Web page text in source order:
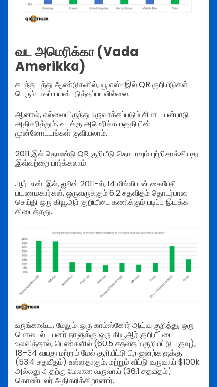
வட அமெரிக்கா (Vada
Amerikka)
கடந்த பத்து ஆண்டுகளில், யூ.எஸ்-இல் QR குறியீடுகள்
பெரும்பாகப் பயன்படுத்தப்படவில்லை.
ஆனால், எல்லையிருந்து உருவாக்கப்படும் சிமா பயன்பாடு
அதிகரித்தும், வடக்கு அமெரிக்க பகுதியின்
முன்னோட்டங்கள் குவியலாம்.
2011 இல் தொண்டு QR குறியீடு தொடரவும் புற்றிதாக்கியது
இவ்வற்றை பார்க்கலாம்.
ஆர். எஸ். இல், ஜூன் 2011-ல், 14 மில்லியன் கைபேசி
பயணமகரர்கள், ஒருவருக்கும் 6.2 சதவிதம் தொடர்பான
செய்தி ஒரு கியூஆர் குறியீடை கணிக்கும் படிப்பு இயக்க
கிடைத்தது.
உருங்காவிய, மேலும், ஒரு காம்ஸ்கோர் ஆய்வு குறித்து, ஒரு
மொபைல் பயனர் நாளுக்கு ஒரு கியூஆர் குறியீட்டை
உலவித்தால், பெண்களில் (60.5 சதவீதம் குறியீட்டு பகுவு),
18–34 வயது மற்றும் மேல் குறியீட்டு பிற ஜனற்களுக்கு
(53.4 சதவீதம்) உள்ளதாகும், மற்றும் வீட்டு வருவாய் $100k
அல்லது அதற்கு மேலான வருவாய் (36.1 சதவீதம்)
கொண்டவர் அதிகரிக்கிறானார்.